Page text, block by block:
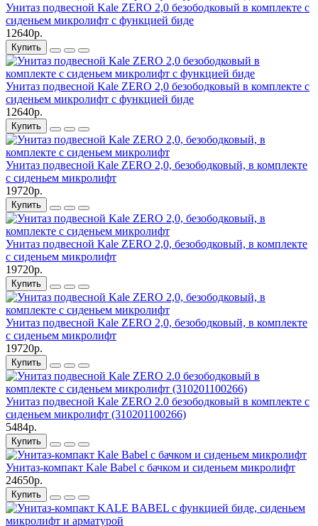
Унитаз подвесной Kale ZERO 2,0 безободковый в комплекте с
сиденьем микролифт с функцией биде
12640р.
Купить
Унитаз подвесной Kale ZERO 2,0 безободковый в комплекте с
сиденьем микролифт с функцией биде
12640р.
Купить
Унитаз подвесной Kale ZERO 2,0, безободковый, в комплекте
с сиденьем микролифт
19720р.
Купить
Унитаз подвесной Kale ZERO 2,0, безободковый, в комплекте
с сиденьем микролифт
19720р.
Купить
Унитаз подвесной Kale ZERO 2,0, безободковый, в комплекте
с сиденьем микролифт
19720р.
Купить
Унитаз подвесной Kale ZERO 2.0 безободковый в комплекте с
сиденьем микролифт (310201100266)
5484р.
Купить
Унитаз-компакт Kale Babel с бачком и сиденьем микролифт
24650р.
Купить